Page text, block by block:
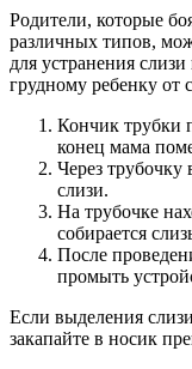
Родители, которые
различных типов,
для устранения
грудному ребенку от
Кончик трубки
конец мама
Через трубочку
слизи.
На трубочке
собирается
После
промыть
Если выделения
закапайте в носик